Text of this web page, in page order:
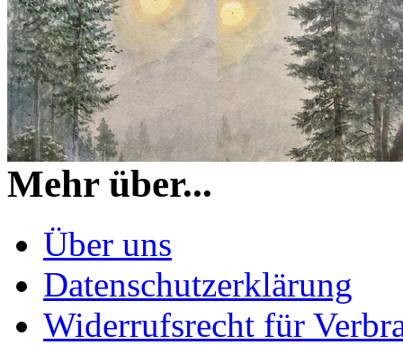
Mehr über...
Über uns
Datenschutzerklärung
Widerrufsrecht für